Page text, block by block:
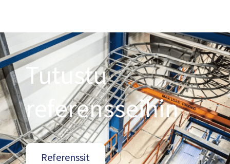
Tutustu
referensseihin
Referenssit